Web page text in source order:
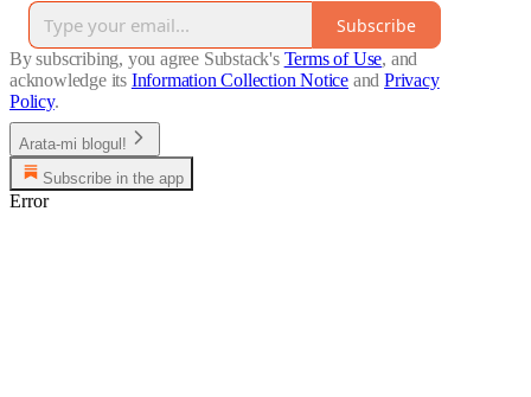
Subscribe
By subscribing, you agree Substack's Terms of Use, and
acknowledge its Information Collection Notice and Privacy
Policy.
Arata-mi blogul!
Subscribe in the app
Error